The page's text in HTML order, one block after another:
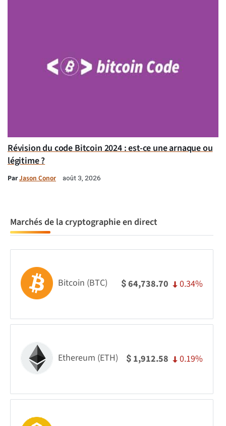
Révision du code Bitcoin 2024 : est-ce une arnaque ou
légitime ?
ParJason Conor août 3, 2026
Marchés de la cryptographie en direct
Bitcoin (BTC) $64,738.70 0.34%
Ethereum (ETH) $ 1,912.58 0.19%